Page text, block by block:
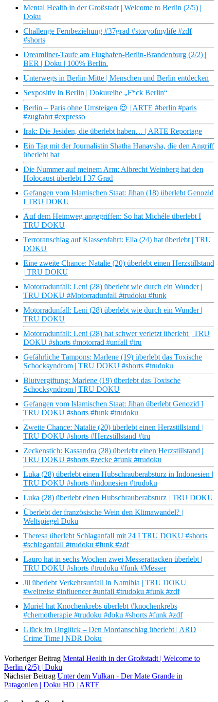
Mental Health in der Großstadt | Welcome to Berlin (2/5) |
Doku
Challenge Fernbeziehung #37grad #storyofmylife #zdf
#shorts
Dreamliner-Taufe am Flughafen-Berlin-Brandenburg (2/2) |
BER | Doku | 100% Berlin.
Unterwegs in Berlin-Mitte | Menschen und Berlin entdecken
Sexpositiv in Berlin | Dokureihe „F*ck Berlin“
Berlin – Paris ohne Umsteigen 😍 | ARTE #berlin #paris
#zugfahrt #expresso
Irak: Die Jesiden, die überlebt haben… | ARTE Reportage
Ein Tag mit der Journalistin Shatha Hanaysha, die den Angriff
überlebt hat
Die Nummer auf meinem Arm: Albrecht Weinberg hat den
Holocaust überlebt I 37 Grad
Gefangen vom Islamischen Staat: Jihan (18) überlebt Genozid
I TRU DOKU
Auf dem Heimweg angegriffen: So hat Michéle überlebt I
TRU DOKU
Terroranschlag auf Klassenfahrt: Ella (24) hat überlebt | TRU
DOKU
Eine zweite Chance: Natalie (20) überlebt einen Herzstillstand
| TRU DOKU
Motorradunfall: Leni (28) überlebt wie durch ein Wunder |
TRU DOKU #Motorradunfall #trudoku #funk
Motorradunfall: Leni (28) überlebt wie durch ein Wunder |
TRU DOKU
Motorradunfall: Leni (28) hat schwer verletzt überlebt | TRU
DOKU #shorts #motorrad #unfall #tru
Gefährliche Tampons: Marlene (19) überlebt das Toxische
Schocksyndrom | TRU DOKU #shorts #trudoku
Blutvergiftung: Marlene (19) überlebt das Toxische
Schocksyndrom | TRU DOKU
Gefangen vom Islamischen Staat: Jihan überlebt Genozid I
TRU DOKU #shorts #funk #trudoku
Zweite Chance: Natalie (20) überlebt einen Herzstillstand |
TRU DOKU #shorts #Herzstillstand #tru
Zeckenstich: Kassandra (28) überlebt einen Herzstillstand |
TRU DOKU #shorts #zecke #funk #trudoku
Luka (28) überlebt einen Hubschrauberabsturz in Indonesien |
TRU DOKU #shorts #indonesien #trudoku
Luka (28) überlebt einen Hubschrauberabsturz | TRU DOKU
Überlebt der französische Wein den Klimawandel? |
Weltspiegel Doku
Theresa überlebt Schlaganfall mit 24 I TRU DOKU #shorts
#schlaganfall #trudoku #funk #zdf
Lauro hat in sechs Wochen zwei Messerattacken überlebt |
TRU DOKU #shorts #trudoku #funk #Messer
Jil überlebt Verkehrsunfall in Namibia | TRU DOKU
#weltreise #influencer #unfall #trudoku #funk #zdf
Muriel hat Knochenkrebs überlebt #knochenkrebs
#chemotherapie #trudoku #doku #shorts #funk #zdf
Glück im Unglück – Den Mordanschlag überlebt | ARD
Crime Time | NDR Doku
Vorheriger Beitrag Mental Health in der Großstadt | Welcome to
Berlin (2/5) | Doku
Nächster Beitrag Unter dem Vulkan - Der Mate Grande in
Patagonien | Doku HD | ARTE